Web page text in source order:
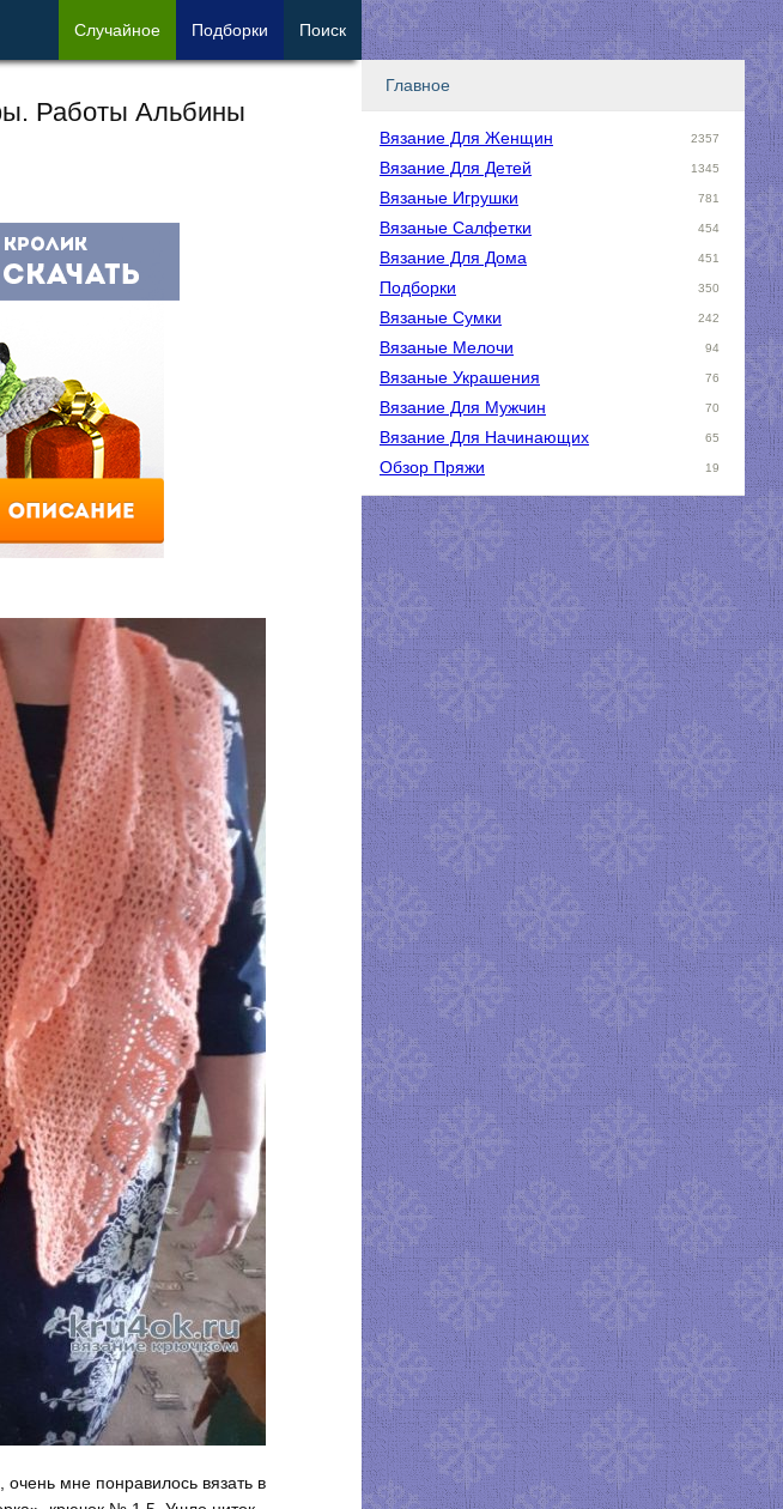
Работы Альбины
мне понравилось вязать в
Главное
Вязание Для Женщин 2357
Вязание Для Детей 1345
Вязаные Игрушки 781
Вязаные Салфетки 454
Вязание Для Дома 451
Подборки 350
Вязаные Сумки 242
Вязаные Мелочи 94
Вязаные Украшения 76
Вязание Для Мужчин 70
Вязание Для Начинающих 65
Обзор Пряжи 19
Случайное Подборки Поиск